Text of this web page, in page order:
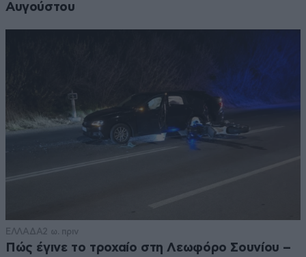
Αυγούστου
ΕΛΛΑΔΑ2 ω. πριν
Πώς έγινε το τροχαίο στη Λεωφόρο Σουνίου –